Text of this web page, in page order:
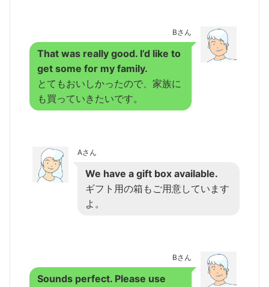
Bさん
That was really good. I’d like to
get some for my family.
とてもおいしかったので、家族に
も買っていきたいです。
Aさん
We have a gift box available.
ギフト用の箱もご用意しています
よ。
Bさん
Sounds perfect. Please use